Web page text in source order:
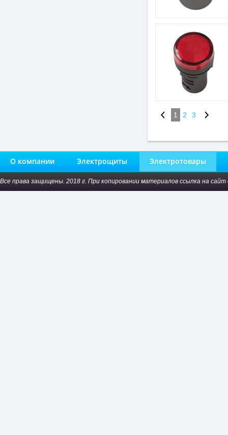
1 2 3
О компании Электрощиты Электротовары
Все права защищены. 2018 г. При копировании материалов ссылка на сайт